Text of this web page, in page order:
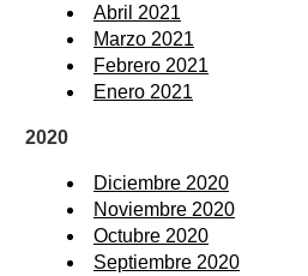
Abril 2021
Marzo 2021
Febrero 2021
Enero 2021
2020
Diciembre 2020
Noviembre 2020
Octubre 2020
Septiembre 2020